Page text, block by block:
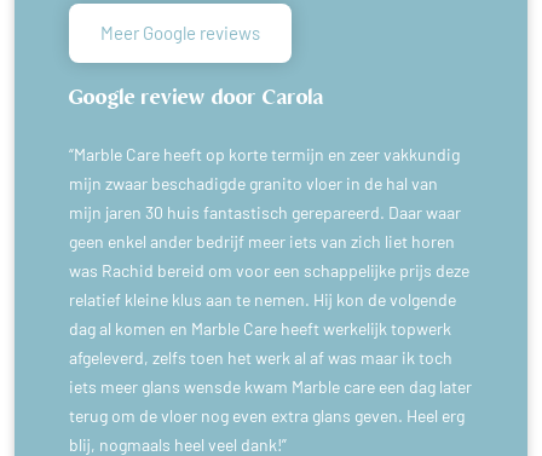
Meer Google reviews
Google review door Carola
“Marble Care heeft op korte termijn en zeer vakkundig
mijn zwaar beschadigde granito vloer in de hal van
mijn jaren 30 huis fantastisch gerepareerd. Daar waar
geen enkel ander bedrijf meer iets van zich liet horen
was Rachid bereid om voor een schappelijke prijs deze
relatief kleine klus aan te nemen. Hij kon de volgende
dag al komen en Marble Care heeft werkelijk topwerk
afgeleverd, zelfs toen het werk al af was maar ik toch
iets meer glans wensde kwam Marble care een dag later
terug om de vloer nog even extra glans geven. Heel erg
blij, nogmaals heel veel dank!”